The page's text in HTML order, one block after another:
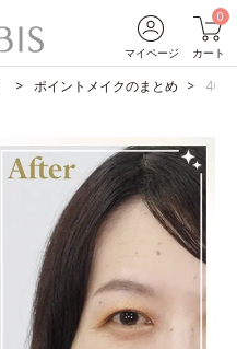
マイページ
0
カート
ポイントメイクのまとめ 40